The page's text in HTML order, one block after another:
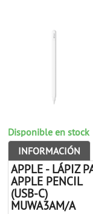
Disponible en stock
INFORMACIÓN
APPLE - LÁPIZ
APPLE PENCIL
(USB-C)
MUWA3AM/A